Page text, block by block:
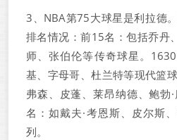
3、NBA第75大球星是利拉德
排名情况：前15名：包括乔丹
师、张伯伦等传奇球星。
基、字母哥、杜兰特等现代篮
弗森、皮蓬、莱昂纳德、鲍勃
名：如戴夫·考恩斯、皮尔斯
列。